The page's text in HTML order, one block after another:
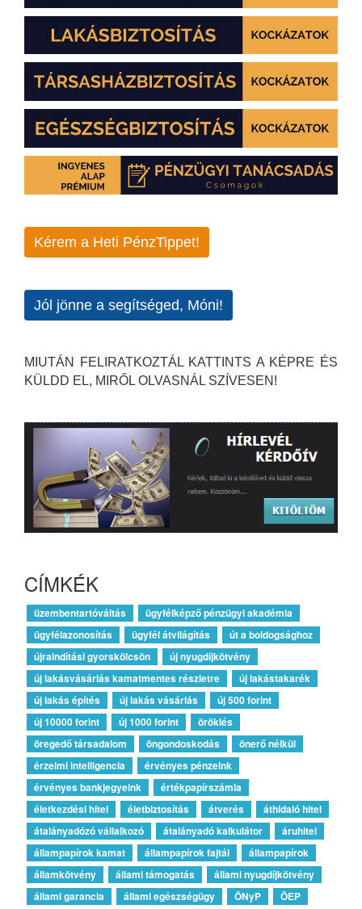
Kérem a Heti PénzTippet!
Jól jönne a segítséged, Móni!
MIUTÁN FELIRATKOZTÁL KATTINTS A KÉPRE ÉS
KÜLDD EL, MIRŐL OLVASNÁL SZÍVESEN!
CÍMKÉK
üzembentartóváltás
ügyfélképző pénzügyi akadémia
ügyfélazonosítás
ügyfél átvilágítás
út a boldogsághoz
újraindítási gyorskölcsön
új nyugdíjkötvény
új lakásvásárlás kamatmentes részletre
új lakástakarék
új lakás építés
új lakás vásárlás
új 500 forint
új 10000 forint
új 1000 forint
öröklés
öregedő társadalom
öngondoskodás
önerő nélkül
érzelmi intelligencia
érvényes pénzeink
érvényes bankjegyeink
értékpapírszámla
életkezdési hitel
életbiztosítás átverés
áthidaló hitel
átalányadózó vállalkozó
átalányadó kalkulátor
áruhitel
állampapírok kamat
állampapírok fajtái
állampapírok
államkötvény
állami támogatás
állami nyugdíjkötvény
állami garancia
állami egészségügy ÖNyP
ÖEP